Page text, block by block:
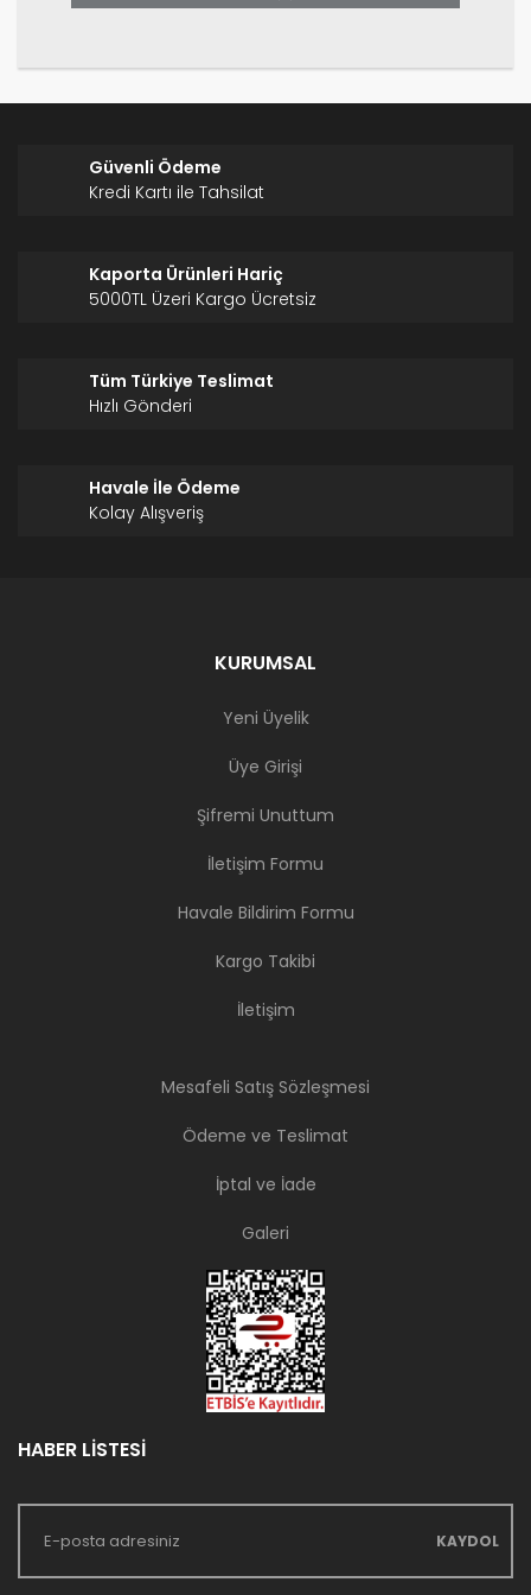
Güvenli Ödeme
Kredi Kartı ile Tahsilat
Kaporta Ürünleri Hariç
5000TL Üzeri Kargo Ücretsiz
Tüm Türkiye Teslimat
Hızlı Gönderi
Havale İle Ödeme
Kolay Alışveriş
KURUMSAL
Yeni Üyelik
Üye Girişi
Şifremi Unuttum
İletişim Formu
Havale Bildirim Formu
Kargo Takibi
İletişim
Mesafeli Satış Sözleşmesi
Ödeme ve Teslimat
İptal ve İade
Galeri
HABER LİSTESİ
KAYDOL